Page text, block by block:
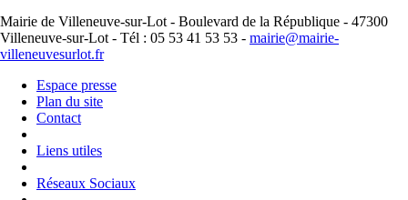
Mairie de Villeneuve-sur-Lot - Boulevard de la République - 47300
Villeneuve-sur-Lot - Tél : 05 53 41 53 53 - mairie@mairie-
villeneuvesurlot.fr
Espace presse
Plan du site
Contact
Liens utiles
Réseaux Sociaux